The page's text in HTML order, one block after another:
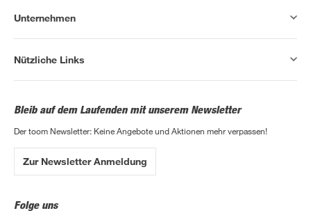
Unternehmen
Nützliche Links
Bleib auf dem Laufenden mit unserem Newsletter
Der toom Newsletter: Keine Angebote und Aktionen mehr verpassen!
Zur Newsletter Anmeldung
Folge uns